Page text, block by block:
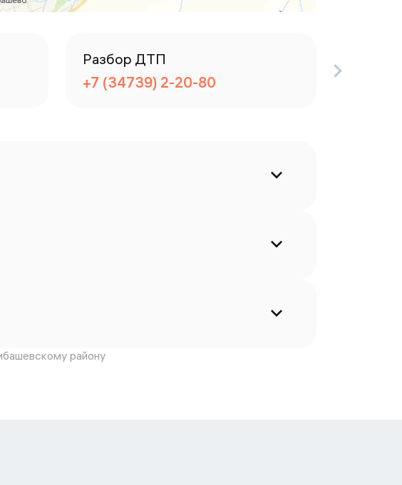
Разбор ДТП
+7 (34739) 2-20-80
району